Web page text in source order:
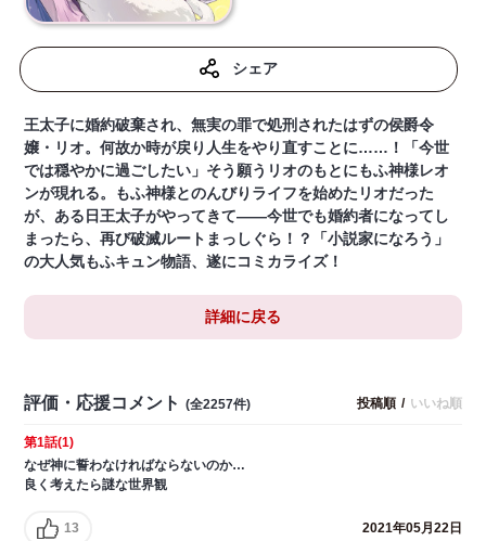
シェア
王太子に婚約破棄され、無実の罪で処刑されたはずの侯爵令
嬢・リオ。何故か時が戻り人生をやり直すことに……！「今世
では穏やかに過ごしたい」そう願うリオのもとにもふ神様レオ
ンが現れる。もふ神様とのんびりライフを始めたリオだった
が、ある日王太子がやってきて――今世でも婚約者になってし
まったら、再び破滅ルートまっしぐら！？「小説家になろう」
の大人気もふキュン物語、遂にコミカライズ！
詳細に戻る
評価・応援コメント (全2257件) 投稿順 / いいね順
第1話(1)
なぜ神に誓わなければならないのか…
良く考えたら謎な世界観
13 2021年05月22日